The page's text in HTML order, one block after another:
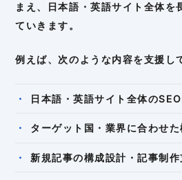
まえ、日本語・英語サイト全体を
ていきます。
例えば、次のような内容を支援し
日本語・英語サイト全体の
ターゲット国・業界に合わせ
新規記事の構成設計・記事制作